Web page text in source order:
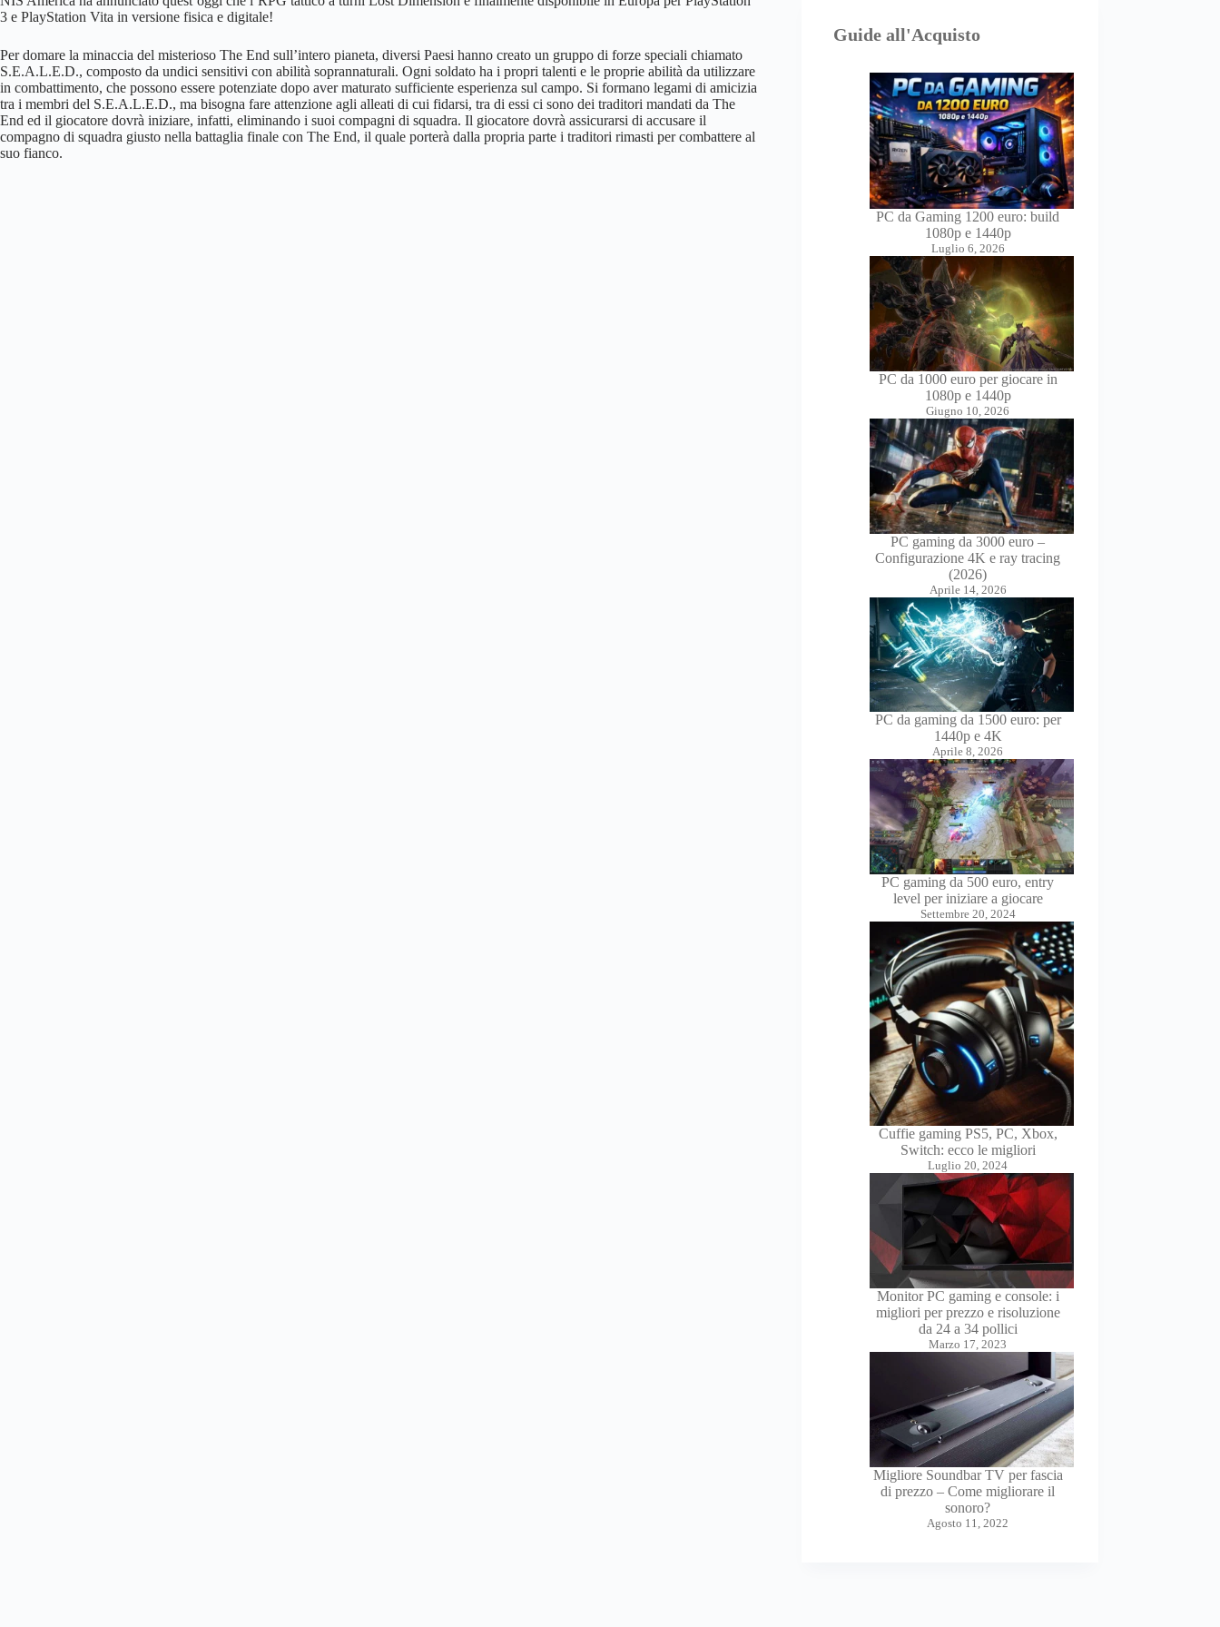
3 e PlayStation Vita in versione fisica e digitale!
Per domare la minaccia del misterioso The End sull’intero pianeta, diversi Paesi hanno creato un gruppo di forze speciali chiamato
S.E.A.L.E.D., composto da undici sensitivi con abilità soprannaturali. Ogni soldato ha i propri talenti e le proprie abilità da utilizzare
in combattimento, che possono essere potenziate dopo aver maturato sufficiente esperienza sul campo. Si formano legami di amicizia
tra i membri del S.E.A.L.E.D., ma bisogna fare attenzione agli alleati di cui fidarsi, tra di essi ci sono dei traditori mandati da The
End ed il giocatore dovrà iniziare, infatti, eliminando i suoi compagni di squadra. Il giocatore dovrà assicurarsi di accusare il
compagno di squadra giusto nella battaglia finale con The End, il quale porterà dalla propria parte i traditori rimasti per combattere al
suo fianco.
Guide all'Acquisto
PC da Gaming 1200 euro: build
1080p e 1440p
Luglio 6, 2026
PC da 1000 euro per giocare in
1080p e 1440p
Giugno 10, 2026
PC gaming da 3000 euro –
Configurazione 4K e ray tracing
(2026)
Aprile 14, 2026
PC da gaming da 1500 euro: per
1440p e 4K
Aprile 8, 2026
PC gaming da 500 euro, entry
level per iniziare a giocare
Settembre 20, 2024
Cuffie gaming PS5, PC, Xbox,
Switch: ecco le migliori
Luglio 20, 2024
Monitor PC gaming e console: i
migliori per prezzo e risoluzione
da 24 a 34 pollici
Marzo 17, 2023
Migliore Soundbar TV per fascia
di prezzo – Come migliorare il
sonoro?
Agosto 11, 2022